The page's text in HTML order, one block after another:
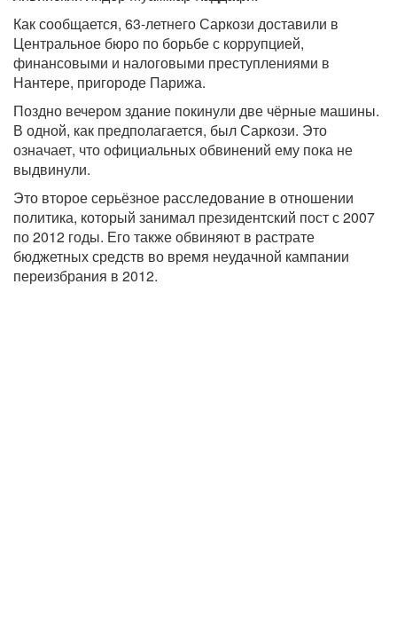
Как сообщается, 63-летнего Саркози доставили в
Центральное бюро по борьбе с коррупцией,
финансовыми и налоговыми преступлениями в
Нантере, пригороде Парижа.
Поздно вечером здание покинули две чёрные машины.
В одной, как предполагается, был Саркози. Это
означает, что официальных обвинений ему пока не
выдвинули.
Это второе серьёзное расследование в отношении
политика, который занимал президентский пост с 2007
по 2012 годы. Его также обвиняют в растрате
бюджетных средств во время неудачной кампании
переизбрания в 2012.